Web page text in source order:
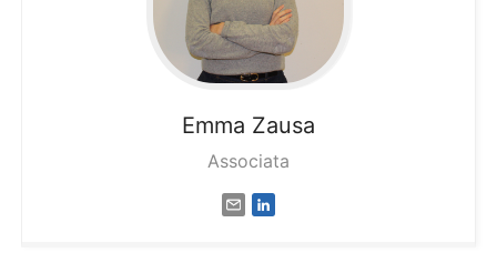
Emma Zausa
Associata